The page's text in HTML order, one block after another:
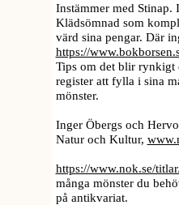
Instämmer med Stinap.
Klädsömnad som
värd sina pengar. Där
https://
Tips om det blir rynkigt
register att fylla i sina
mönster.
Inger Öbergs och
Natur och Kultur,
https://www.nok.se/
många mönster du
på antikvariat.